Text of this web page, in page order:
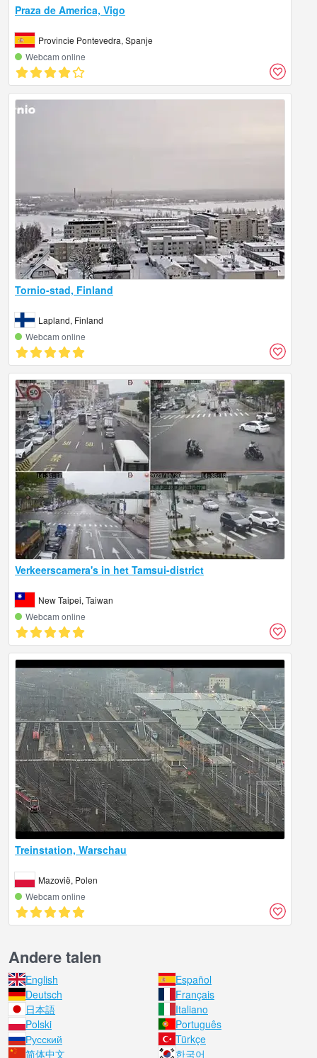
Praza de America, Vigo
Provincie Pontevedra, Spanje
Webcam online
Tornio-stad, Finland
Lapland, Finland
Webcam online
Verkeerscamera's in het Tamsui-district
New Taipei, Taiwan
Webcam online
Treinstation, Warschau
Mazovië, Polen
Webcam online
Andere talen
English
Español
Deutsch
Français
日本語
Italiano
Polski
Português
Русский
Türkçe
简体中文
한국어